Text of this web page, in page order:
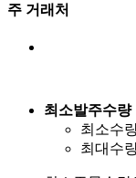
주 거래처
최소발주수량
최소수
최대수